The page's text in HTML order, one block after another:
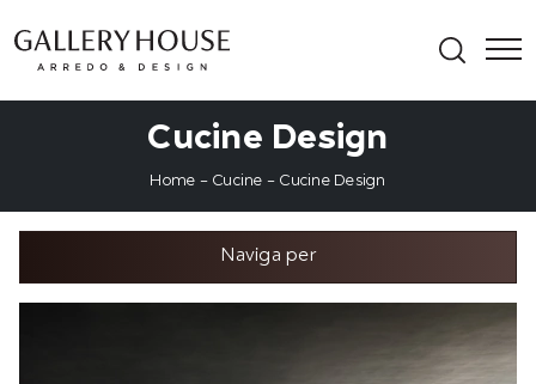
Cucine Design
Home - Cucine - Cucine Design
Naviga per